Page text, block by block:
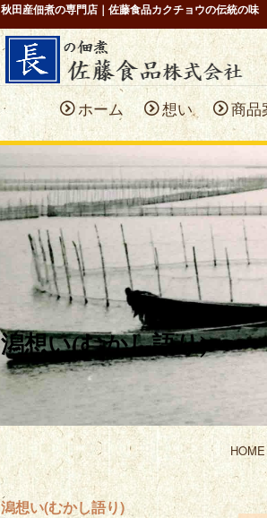
秋田産佃煮の専門店｜佐藤食品カクチョウの伝統の味
ホーム 想い 商品
潟想い(むかし語り)
HOME
潟想い(むかし語り)